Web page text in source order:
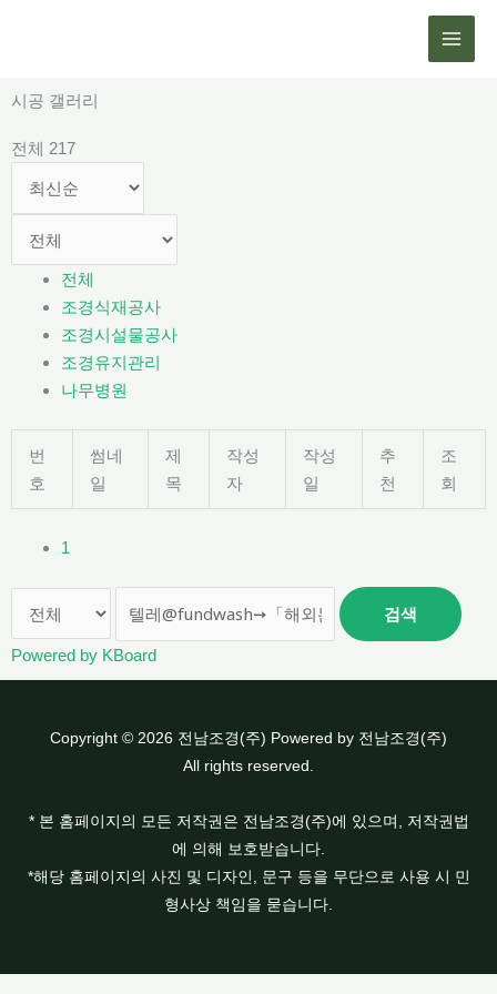
로
너
시공 갤러리
전체 217
전체
조경식재공사
조경시설물공사
조경유지관리
나무병원
번
호
썸네
일
제
목
작성
자
작성
일
추
천
조
회
1
검색
Powered by KBoard
Copyright © 2026 전남조경(주) Powered by 전남조경(주)
All rights reserved.
* 본 홈페이지의 모든 저작권은 전남조경(주)에 있으며, 저작권법
에 의해 보호받습니다.
*해당 홈페이지의 사진 및 디자인, 문구 등을 무단으로 사용 시 민
형사상 책임을 묻습니다.